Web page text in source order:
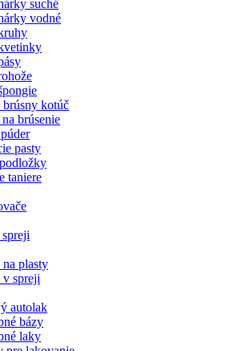
suché
vodné
kotúč
brúsenie
pasty
taniere
plasty
spreji
autolak
bázy
laky